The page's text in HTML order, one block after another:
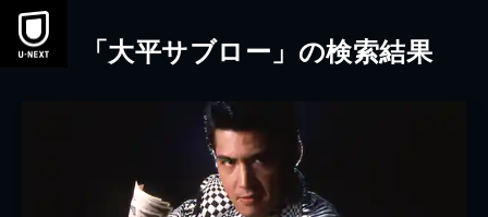
本文へスキップ
「大平サブロー」の検索結果